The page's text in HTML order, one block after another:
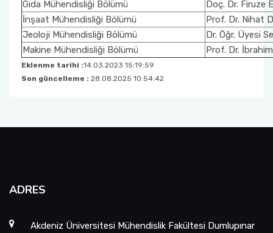
Gıda Mühendisliği Bölümü
Doç. Dr. Firuze
İnşaat Mühendisliği Bölümü
Prof. Dr. Nihat
Jeoloji Mühendisliği Bölümü
Dr. Öğr. Üyesi
Makine Mühendisliği Bölümü
Prof. Dr.
Eklenme tarihi :14.03.2023 15:19:59
Son güncelleme : 28.08.2025 10:54:42
ADRES
Akdeniz Üniversitesi Mühendislik Fakültesi Dumlupınar
Önceki Dekanlarımız
Mühendislik Fakültesi Komisyonları
Malzeme Bilimi ve Mühendisliği
Yapay Zeka ve Veri Mühendisliği
Farabi
Mevlana